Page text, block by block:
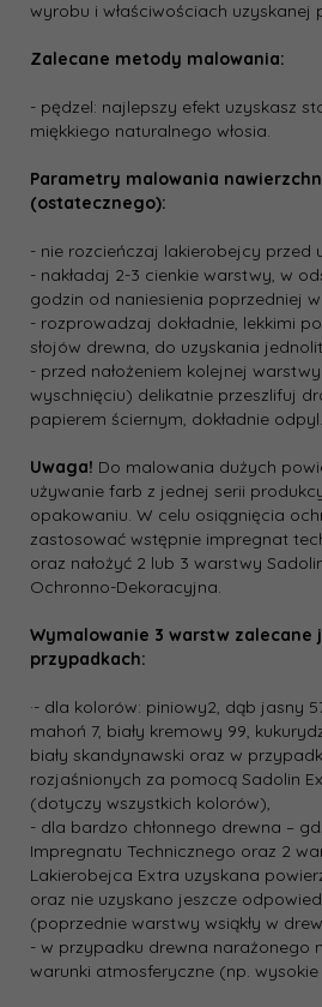
wyrobu i właściwościach uzyskanej
Zalecane metody malowania:
- pędzel: najlepszy efekt uzyskasz
miękkiego naturalnego włosia.
Parametry malowania
(ostatecznego):
- nie rozcieńczaj lakierobejcy przed
- nakładaj 2-3 cienkie warstwy, w
godzin od naniesienia poprzedniej
- rozprowadzaj dokładnie, lekkimi
słojów drewna, do uzyskania
- przed nałożeniem kolejnej
wyschnięciu) delikatnie przeszlifuj
papierem ściernym, dokładnie odpyl.
Uwaga! Do malowania dużych
używanie farb z jednej serii
opakowaniu. W celu osiągnięcia
zastosować wstępnie impregnat
oraz nałożyć 2 lub 3 warstwy
Ochronno-Dekoracyjna.
Wymalowanie 3 warstw zalecane
przypadkach:
·- dla kolorów: piniowy2, dąb jasny
mahoń 7, biały kremowy 99,
biały skandynawski oraz w
rozjaśnionych za pomocą Sadolin
(dotyczy wszystkich kolorów),
- dla bardzo chłonnego drewna –
Impregnatu Technicznego oraz 2
Lakierobejca Extra uzyskana
oraz nie uzyskano jeszcze
(poprzednie warstwy wsiąkły w
- w przypadku drewna narażonego
warunki atmosferyczne (np. wysokie